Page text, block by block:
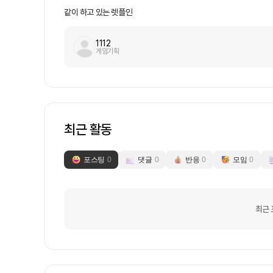
있거나 관심이 많으신 분
같이 하고 있는 렛플인
1112
게임기획
최근 활동
포스팅 0 댓글 0 반응 0 모임 0
최근